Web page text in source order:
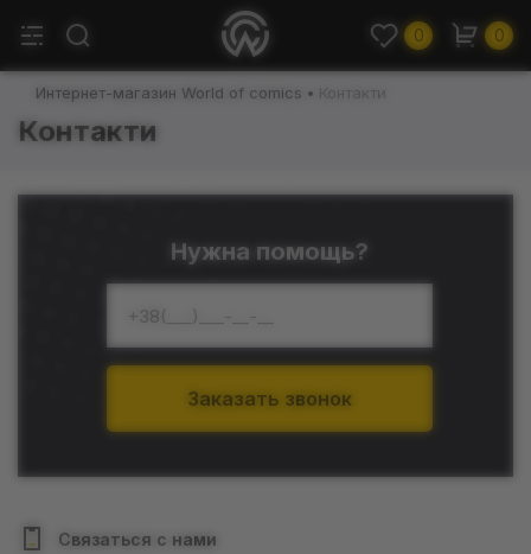
0 0
Интернет-магазин World of comics Контакти
Контакти
Нужна помощь?
Заказать звонок
Связаться с нами